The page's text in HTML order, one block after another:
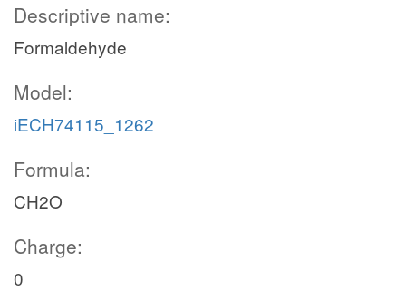
Descriptive name:
Formaldehyde
Model:
iECH74115_1262
Formula:
CH2O
Charge:
0